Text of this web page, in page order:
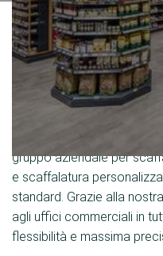
Sistema di
- 100 % Made
Dal 1954 Kesseböhmer
trasforma gli spazi
di acquisto. Mettiamo a
gruppo aziendale per
e scaffalatura
standard. Grazie alla
agli uffici commerciali in
flessibilità e massima